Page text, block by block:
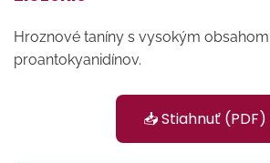
Hroznové taníny s vysokým obsahom
proantokyanidínov.
📥 Stiahnuť (PDF)